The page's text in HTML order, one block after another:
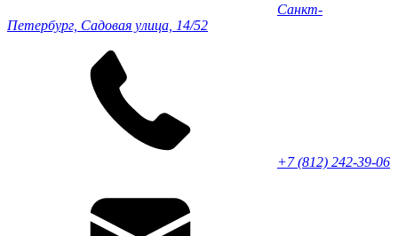
Санкт-
Петербург, Садовая улица, 14/52
+7 (812) 242-39-06